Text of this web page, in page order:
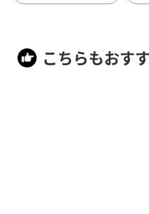
こちらもおす